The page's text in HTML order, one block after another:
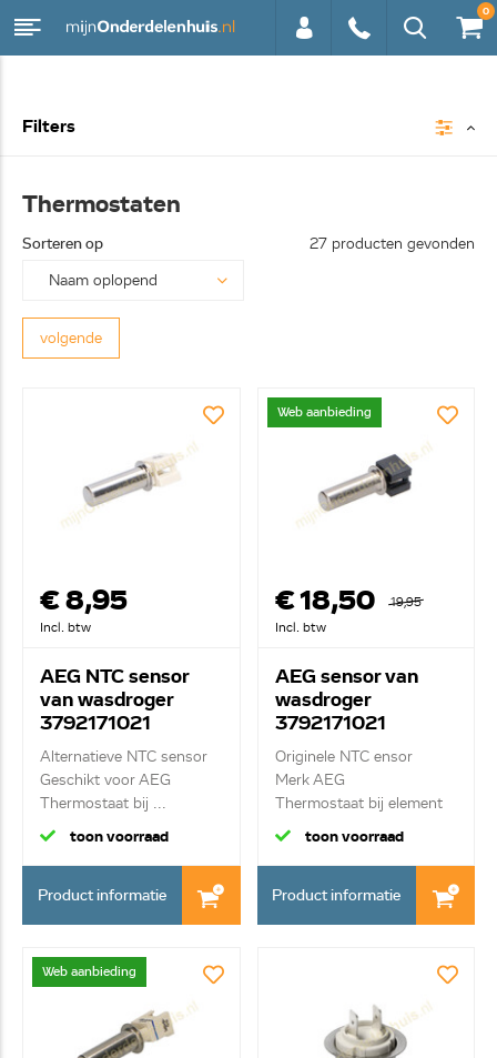
0
Filters
Thermostaten
Sorteren op 27 producten gevonden
volgende
€ 8,95
Incl. btw
AEG NTC sensor
van wasdroger
3792171021
Alternatieve NTC sensor
Geschikt voor AEG
Thermostaat bij ...
toon voorraad
Product informatie
Web aanbieding
€ 18,50
19,95
Incl. btw
AEG sensor van
wasdroger
3792171021
Originele NTC ensor
Merk AEG
Thermostaat bij element
toon voorraad
Product informatie
Web aanbieding